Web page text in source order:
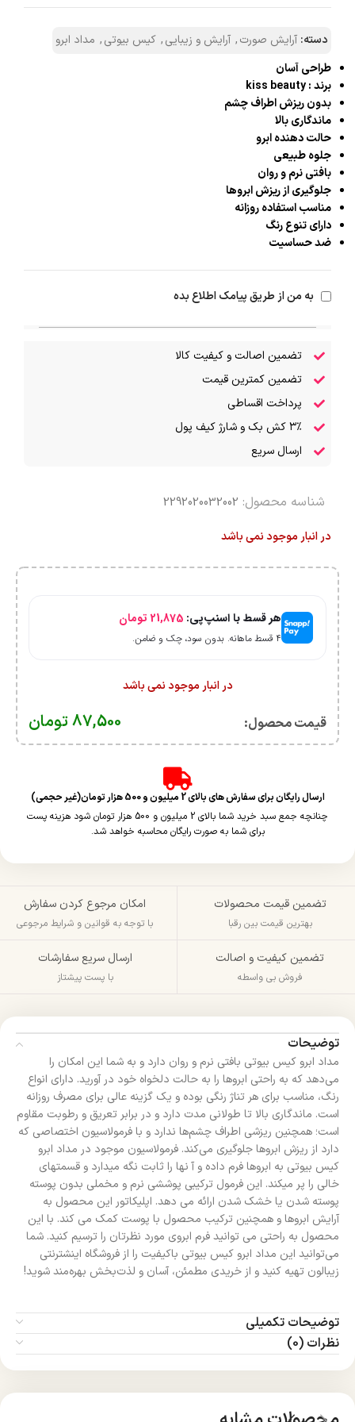
دسته: آرایش صورت, آرایش و زیبایی, کیس بیوتی, مداد ابرو
طراحی آسان
برند : kiss beauty
بدون ریزش اطراف چشم
ماندگاری بالا
حالت دهنده ابرو
جلوه طبیعی
بافتی نرم و روان
جلوگیری از ریزش ابروها
مناسب استفاده روزانه
دارای تنوع رنگ
ضد حساسیت
به من از طریق پیامک اطلاع بده
تضمین اصالت و کیفیت کالا
تضمین کمترین قیمت
پرداخت اقساطی
۳٪ کش بک و شارژ کیف پول
ارسال سریع
شناسه محصول: 2292020032002
در انبار موجود نمی باشد
هر قسط با اسنپ‌پی: 21,875 تومان
۴ قسط ماهانه. بدون سود، چک و ضامن.
در انبار موجود نمی باشد
قیمت محصول:​ 87,500تومان
ارسال رایگان برای سفارش های بالای 2 میلیون و 500 هزار تومان(غیر حجمی)
چنانچه جمع سبد خرید شما بالای 2 میلیون و 500 هزار تومان شود هزینه پست
برای شما به صورت رایگان محاسبه خواهد شد.
تضمین قیمت محصولات
بهترین قیمت بین رقبا
امکان مرجوع کردن سفارش
با توجه به قوانین و شرایط مرجوعی
تضمین کیفیت و اصالت
فروش بی واسطه
ارسال سریع سفارشات
با پست پیشتاز
توضیحات
مداد ابرو کیس بیوتی بافتی نرم و روان دارد و به شما این امکان را
می‌دهد که به راحتی ابرو‌ها را به حالت دلخواه خود در آورید. دارای انواع
رنگ، مناسب برای هر تناژ رنگی بوده و یک گزینه عالی برای مصرف روزانه
است. ماندگاری بالا تا طولانی مدت دارد و در برابر تعریق و رطوبت مقاوم
است؛ همچنین ریزشی اطراف چشم‌ها ندارد و با فرمولاسیون اختصاصی که
دارد از ریزش ابروها جلوگیری می‌کند. فرمولاسیون موجود در مداد ابرو
کیس بیوتی به ابروها فرم داده و آ نها را ثابت نگه میدارد و قسمتهای
خالی را پر میکند. این فرمول ترکیبی پوششی نرم و مخملی بدون پوسته
پوسته شدن یا خشک شدن ارائه می دهد. اپلیکاتور این محصول به
آرایش ابروها و همچنین ترکیب محصول با پوست کمک می کند. با این
محصول به راحتی می توانید فرم ابروی مورد نظرتان را ترسیم کنید. شما
می‌توانید این مداد ابرو کیس بیوتی باکیفیت را از فروشگاه اینشترنتی
زیبالون تهیه کنید و از خریدی مطمئن، آسان و لذت‌بخش بهره‌مند شوید!
توضیحات تکمیلی
نظرات (0)